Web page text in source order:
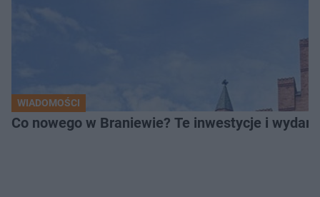
WIADOMOŚCI
Co nowego w Braniewie? Te inwestycje i